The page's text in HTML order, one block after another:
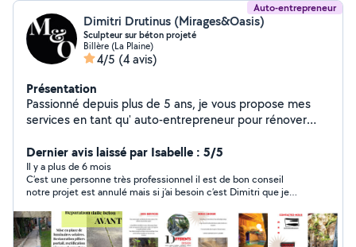
Auto-entrepreneur
Dimitri Drutinus (Mirages&Oasis)
Sculpteur sur béton projeté
Billère (La Plaine)
4/5 (4 avis)
Présentation
Passionné depuis plus de 5 ans, je vous propose mes
services en tant qu' auto-entrepreneur pour rénover
autres matières. N hésitez pas à me contacter pour
prendre connaissance de vos attentes et devis.
Dernier avis laissé par Isabelle : 5/5
Il y a plus de 6 mois
C’est une personne très professionnel il est de bon conseil
notre projet est annulé mais si j’ai besoin c’est Dimitri que je